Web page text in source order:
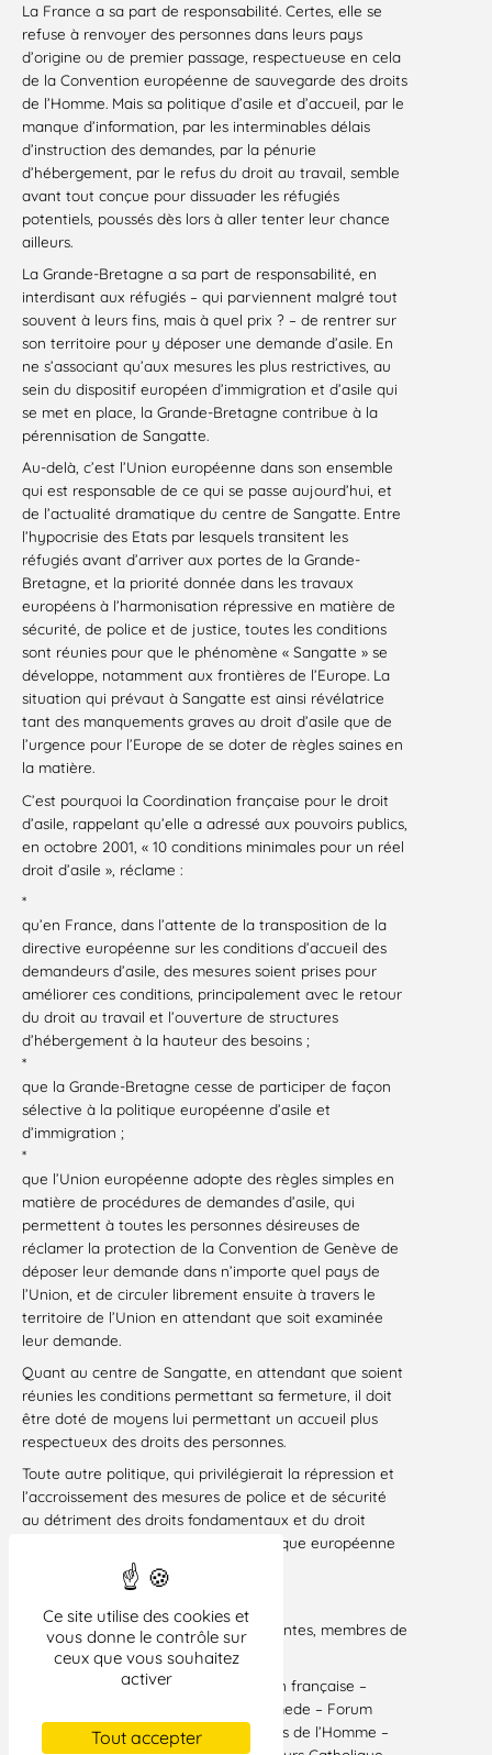
Ce site utilise des cookies et
vous donne le contrôle sur
ceux que vous souhaitez
activer
Tout accepter
La France a sa part de responsabilité. Certes, elle se
refuse à renvoyer des personnes dans leurs pays
d’origine ou de premier passage, respectueuse en cela
de la Convention européenne de sauvegarde des droits
de l’Homme. Mais sa politique d’asile et d’accueil, par le
manque d’information, par les interminables délais
d’instruction des demandes, par la pénurie
d’hébergement, par le refus du droit au travail, semble
avant tout conçue pour dissuader les réfugiés
potentiels, poussés dès lors à aller tenter leur chance
ailleurs.
La Grande-Bretagne a sa part de responsabilité, en
interdisant aux réfugiés – qui parviennent malgré tout
souvent à leurs fins, mais à quel prix ? – de rentrer sur
son territoire pour y déposer une demande d’asile. En
ne s’associant qu’aux mesures les plus restrictives, au
sein du dispositif européen d’immigration et d’asile qui
se met en place, la Grande-Bretagne contribue à la
pérennisation de Sangatte.
Au-delà, c’est l’Union européenne dans son ensemble
qui est responsable de ce qui se passe aujourd’hui, et
de l’actualité dramatique du centre de Sangatte. Entre
l’hypocrisie des Etats par lesquels transitent les
réfugiés avant d’arriver aux portes de la Grande-
Bretagne, et la priorité donnée dans les travaux
européens à l’harmonisation répressive en matière de
sécurité, de police et de justice, toutes les conditions
sont réunies pour que le phénomène « Sangatte » se
développe, notamment aux frontières de l’Europe. La
situation qui prévaut à Sangatte est ainsi révélatrice
tant des manquements graves au droit d’asile que de
l’urgence pour l’Europe de se doter de règles saines en
la matière.
C’est pourquoi la Coordination française pour le droit
d’asile, rappelant qu’elle a adressé aux pouvoirs publics,
en octobre 2001, « 10 conditions minimales pour un réel
droit d’asile », réclame :
*
qu’en France, dans l’attente de la transposition de la
directive européenne sur les conditions d’accueil des
demandeurs d’asile, des mesures soient prises pour
améliorer ces conditions, principalement avec le retour
du droit au travail et l’ouverture de structures
d’hébergement à la hauteur des besoins ;
*
que la Grande-Bretagne cesse de participer de façon
sélective à la politique européenne d’asile et
d’immigration ;
*
que l’Union européenne adopte des règles simples en
matière de procédures de demandes d’asile, qui
permettent à toutes les personnes désireuses de
réclamer la protection de la Convention de Genève de
déposer leur demande dans n’importe quel pays de
l’Union, et de circuler librement ensuite à travers le
territoire de l’Union en attendant que soit examinée
leur demande.
Quant au centre de Sangatte, en attendant que soient
réunies les conditions permettant sa fermeture, il doit
être doté de moyens lui permettant un accueil plus
respectueux des droits des personnes.
Toute autre politique, qui privilégierait la répression et
l’accroissement des mesures de police et de sécurité
au détriment des droits fondamentaux et du droit
d’asile conduirait à l’échec de la politique européenne
et à de nouveaux drames.’
Sont signataires les associations suivantes, membres de
la CFDA
ACAT – Amnesty International, section française –
APSR – AVRE – CASP – Cimade – Comede – Forum
Réfugiés, GAS – Gisti – Ligue des droits de l’Homme –